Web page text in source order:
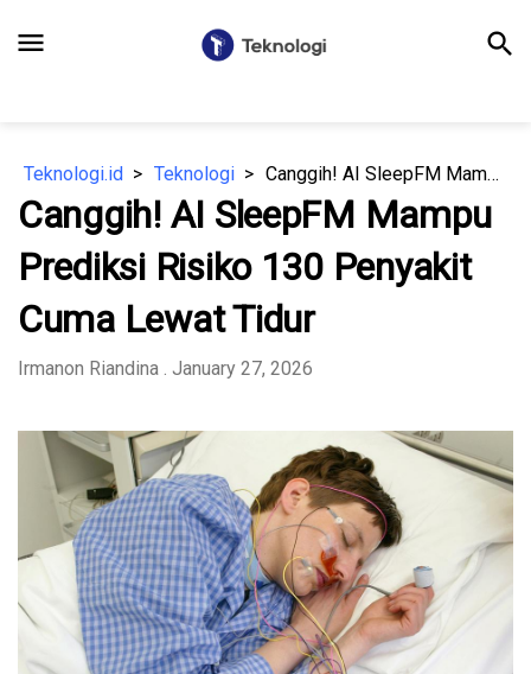
menu search
Teknologi.id Teknologi Canggih! AI SleepFM Mampu Prediksi Risiko 130 Penyakit Cuma Lewat Tidur
Canggih! AI SleepFM Mampu
Prediksi Risiko 130 Penyakit
Cuma Lewat Tidur
Irmanon Riandina . January 27, 2026